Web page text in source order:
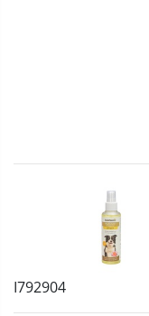
I792904